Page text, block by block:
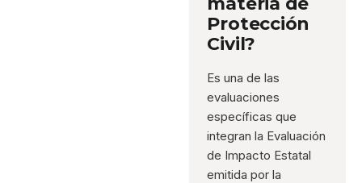
Protección
Civil?
Es una de las
evaluaciones
específicas que
integran la Evaluación
de Impacto Estatal
emitida por la